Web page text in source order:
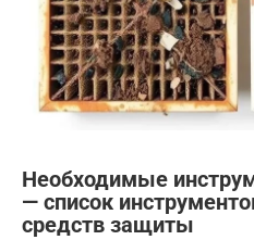
Необходимые
— список
средств защиты